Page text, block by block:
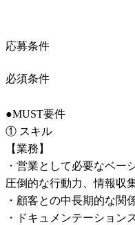
応募条件
必須条件
●MUST要件
① スキル
【業務】
・営業として必要なベー
圧倒的な行動力、情報収
・顧客との中長期的な関
・ドキュメンテーション